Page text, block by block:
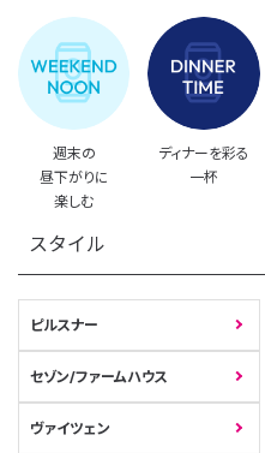
週末の
昼下がりに
楽しむ
ディナーを彩る
一杯
スタイル
ピルスナー
セゾン/ファームハウス
ヴァイツェン